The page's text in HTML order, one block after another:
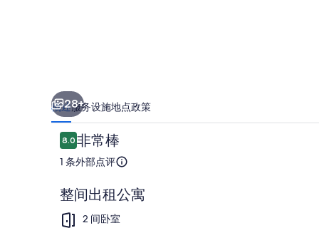
28+
概述服务设施地点政策
点
评
8.08.0/10
非常棒
1 条外部点评
整间出租公寓
2 间卧室